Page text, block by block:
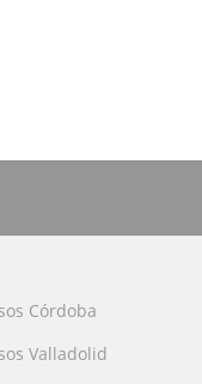
Córdoba
Valladolid